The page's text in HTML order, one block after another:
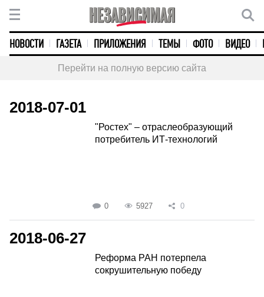
НОВОСТИ ГАЗЕТА ПРИЛОЖЕНИЯ ТЕМЫ ФОТО ВИДЕО
Перейти на полную версию сайта
2018-07-01
"Ростех" – отраслеобразующий
потребитель ИТ-технологий
0 5927 0
2018-06-27
Реформа РАН потерпела
сокрушительную победу